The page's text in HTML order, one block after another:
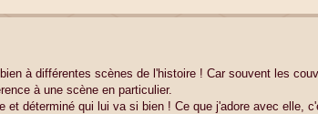
à différentes scènes de l'histoire ! Car souvent les
à une scène en particulier.
déterminé qui lui va si bien ! Ce que j'adore avec elle,